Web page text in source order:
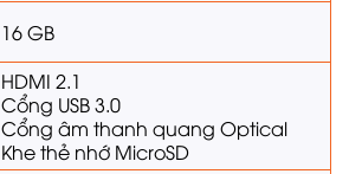
16 GB
HDMI 2.1
Cổng USB 3.0
Cổng âm thanh quang Optical
Khe thẻ nhớ MicroSD